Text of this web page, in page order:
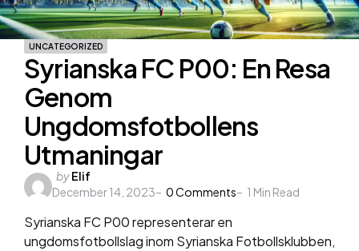
UNCATEGORIZED
Syrianska FC P00: En Resa
Genom
Ungdomsfotbollens
Utmaningar
Posted
by
byElif
December 14, 2023
0Comments 1 Min Read
Syrianska FC P00 representerar en
ungdomsfotbollslag inom Syrianska Fotbollsklubben,